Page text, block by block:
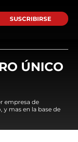
SUSCRIBIRSE
ÚNICO
empresa de
mas en la base de